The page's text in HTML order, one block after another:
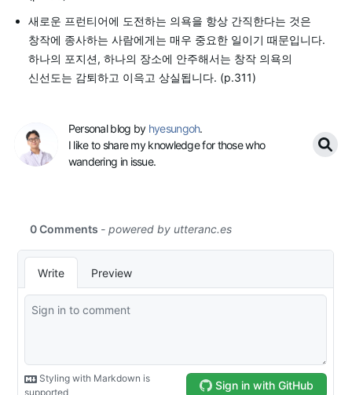
새로운 프런티어에 도전하는 의욕을 항상 간직한다는 것은
창작에 종사하는 사람에게는 매우 중요한 일이기 때문입니다.
하나의 포지션, 하나의 장소에 안주해서는 창작 의욕의
신선도는 감퇴하고 이윽고 상실됩니다. (p.311)
Personal blog by hyesungoh.
I like to share my knowledge for those who
wandering in issue.